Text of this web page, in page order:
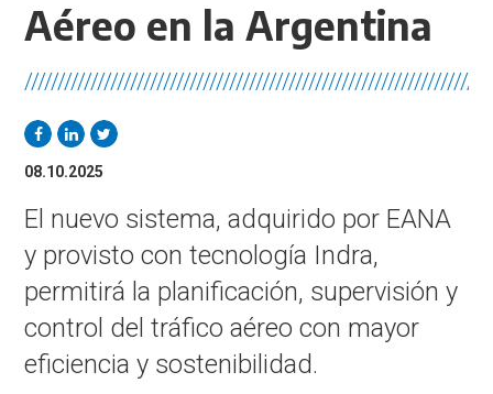
Aéreo en la Argentina
08.10.2025
El nuevo sistema, adquirido por EANA
y provisto con tecnología Indra,
permitirá la planificación, supervisión y
control del tráfico aéreo con mayor
eficiencia y sostenibilidad.